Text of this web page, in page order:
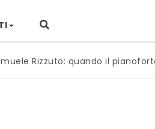
quando il pianoforte